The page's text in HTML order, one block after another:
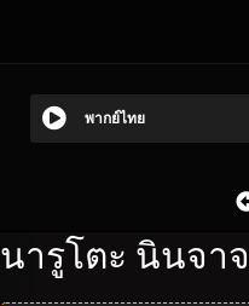
พากย์ไทย
นารูโตะ นินจา